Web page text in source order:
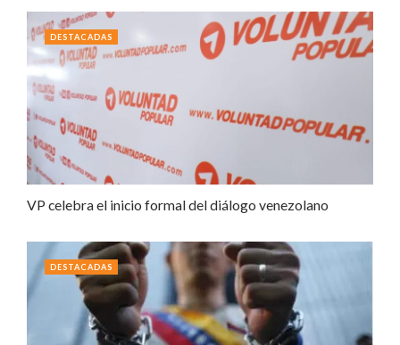
VP celebra el inicio formal del diálogo venezolano
DESTACADAS
DESTACADAS